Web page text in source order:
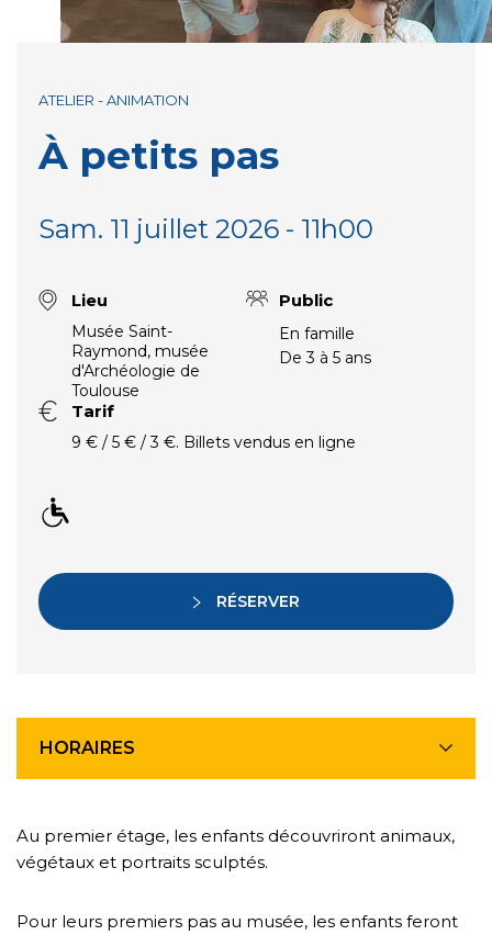
À petits pas
ATELIER - ANIMATION
Sam. 11 juillet 2026 - 11h00
Lieu
Musée Saint-
Raymond, musée
d'Archéologie de
Toulouse
Public
En famille
De 3 à 5 ans
Tarif
9 € / 5 € / 3 €. Billets vendus en ligne
RÉSERVER
HORAIRES
Au premier étage, les enfants découvriront animaux,
végétaux et portraits sculptés.
Pour leurs premiers pas au musée, les enfants feront